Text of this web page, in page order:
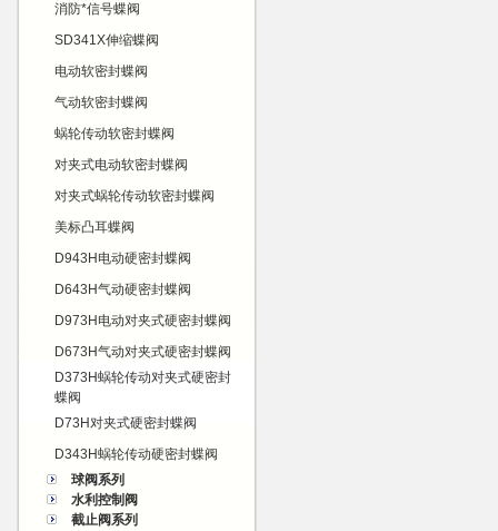
消防*信号蝶阀
SD341X伸缩蝶阀
电动软密封蝶阀
气动软密封蝶阀
蜗轮传动软密封蝶阀
对夹式电动软密封蝶阀
对夹式蜗轮传动软密封蝶阀
美标凸耳蝶阀
D943H电动硬密封蝶阀
D643H气动硬密封蝶阀
D973H电动对夹式硬密封蝶阀
D673H气动对夹式硬密封蝶阀
D373H蜗轮传动对夹式硬密封
蝶阀
D73H对夹式硬密封蝶阀
D343H蜗轮传动硬密封蝶阀
球阀系列
水利控制阀
截止阀系列